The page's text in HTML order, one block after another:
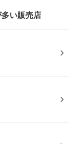
い販売店